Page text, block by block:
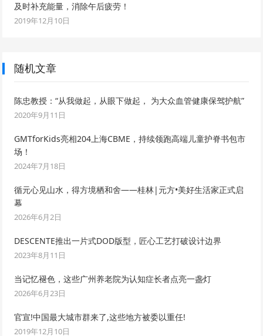
及时补充能量，消除午后疲劳！
2019年12月10日
随机文章
陈忠教授：“从我做起，从眼下做起， 为大众血管健康保驾护航”
2020年9月11日
GMTforKids亮相204上海CBME，持续领跑高端儿童护脊书包市
场！
2024年7月18日
循元心见山水，得方境栖和舍——桂林|元方•美好生活家正式启
幕
2026年6月2日
DESCENTE推出一片式DOD版型，匠心工艺打破设计边界
2023年8月11日
当记忆褪色，这些广州养老院为认知症长者点亮一盏灯
2026年6月23日
官宣!中国最大城市群来了,这些地方被委以重任!
2019年12月10日